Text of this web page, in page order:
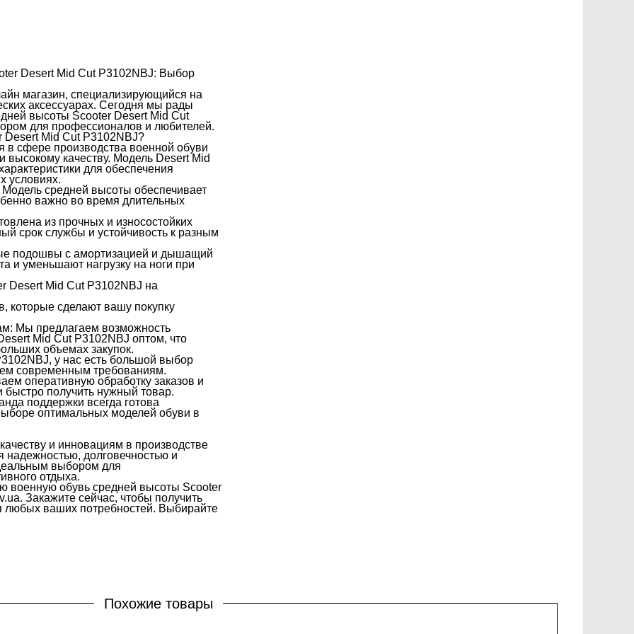
Desert Mid Cut P3102NBJ: Выбор
магазин, специализирующийся на
аксессуарах. Сегодня мы рады
высоты Scooter Desert Mid Cut
для профессионалов и любителей.
Desert Mid Cut P3102NBJ?
в сфере производства военной обуви
качеству. Модель Desert Mid
для обеспечения
условиях.
средней высоты обеспечивает
важно во время длительных
​​из прочных и износостойких
срок службы и устойчивость к разным
подошвы с амортизацией и дышащий
и уменьшают нагрузку на ноги при
Desert Mid Cut P3102NBJ на
которые сделают вашу покупку
Мы предлагаем возможность
Mid Cut P3102NBJ оптом, что
объемах закупок.
у нас есть большой выбор
современным требованиям.
оперативную обработку заказов и
быстро получить нужный товар.
поддержки всегда готова
оптимальных моделей обуви в
и инновациям в производстве
надежностью, долговечностью и
выбором для
отдыха.
военную обувь средней высоты Scooter
Закажите сейчас, чтобы получить
ваших потребностей. Выбирайте
Похожие товары